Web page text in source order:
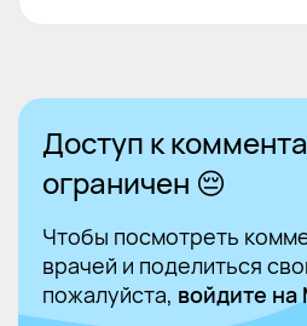
Доступ к
ограничен 😔
Чтобы посмотреть
врачей и поделиться
пожалуйста, войдите